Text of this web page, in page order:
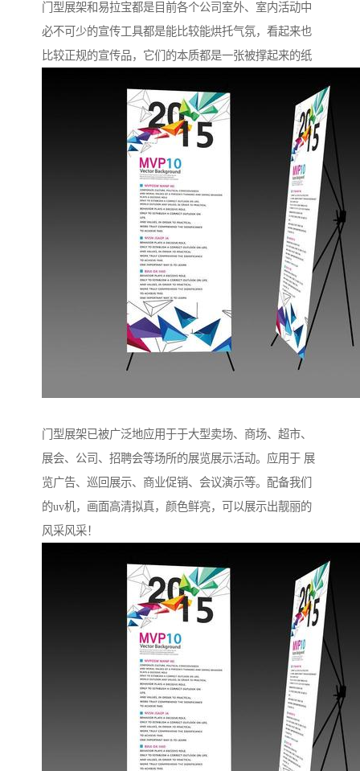
门型展架和易拉宝都是目前各个公司室外、室内活动中
必不可少的宣传工具都是能比较能烘托气氛，看起来也
比较正规的宣传品，它们的本质都是一张被撑起来的纸
门型展架已被广泛地应用于于大型卖场、商场、超市、
展会、公司、招聘会等场所的展览展示活动。应用于 展
览广告、巡回展示、商业促销、会议演示等。配备我们
的uv机，画面高清拟真，颜色鲜亮，可以展示出靓丽的
风采风采！